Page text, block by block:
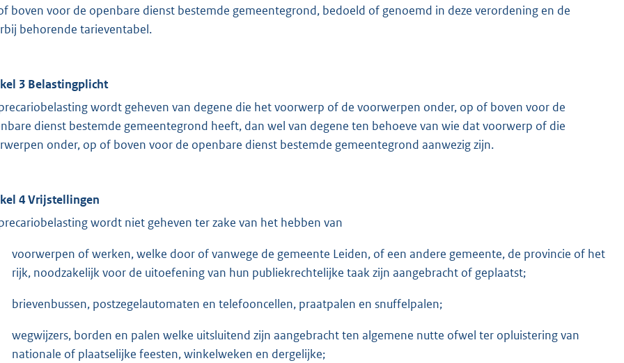
boven voor de openbare dienst bestemde gemeentegrond, bedoeld of genoemd in deze verordening en de
behorende tarieventabel.
3 Belastingplicht
wordt geheven van degene die het voorwerp of de voorwerpen onder, op of boven voor de
dienst bestemde gemeentegrond heeft, dan wel van degene ten behoeve van wie dat voorwerp of die
onder, op of boven voor de openbare dienst bestemde gemeentegrond aanwezig zijn.
4 Vrijstellingen
wordt niet geheven ter zake van het hebben van
voorwerpen of werken, welke door of vanwege de gemeente Leiden, of een andere gemeente, de provincie of het
rijk, noodzakelijk voor de uitoefening van hun publiekrechtelijke taak zijn aangebracht of geplaatst;
brievenbussen, postzegelautomaten en telefooncellen, praatpalen en snuffelpalen;
wegwijzers, borden en palen welke uitsluitend zijn aangebracht ten algemene nutte ofwel ter opluistering van
nationale of plaatselijke feesten, winkelweken en dergelijke;